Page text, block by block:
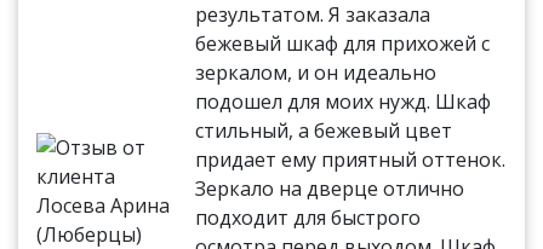
результатом. Я заказала
бежевый шкаф для прихожей с
зеркалом, и он идеально
подошел для моих нужд. Шкаф
стильный, а бежевый цвет
придает ему приятный оттенок.
Зеркало на дверце отлично
подходит для быстрого